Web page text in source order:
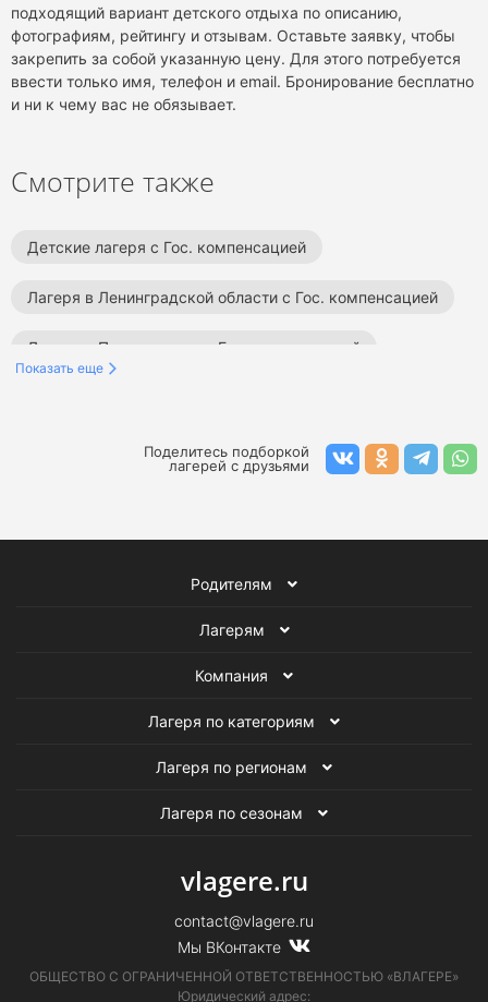
подходящий вариант детского отдыха по описанию,
фотографиям, рейтингу и отзывам. Оставьте заявку, чтобы
закрепить за собой указанную цену. Для этого потребуется
ввести только имя, телефон и email. Бронирование бесплатно
и ни к чему вас не обязывает.
Смотрите также
Детские лагеря с Гос. компенсацией
Лагеря в Ленинградской области с Гос. компенсацией
Лагеря в Подмосковье с Гос. компенсацией
Показать еще
Поделитесь подборкой
лагерей с друзьями
Родителям
Лагерям
Компания
Лагеря по категориям
Лагеря по регионам
Лагеря по сезонам
vlagere.ru
contact@vlagere.ru
Мы ВКонтакте
ОБЩЕСТВО С ОГРАНИЧЕННОЙ ОТВЕТСТВЕННОСТЬЮ «ВЛАГЕРЕ»
Юридический адрес: